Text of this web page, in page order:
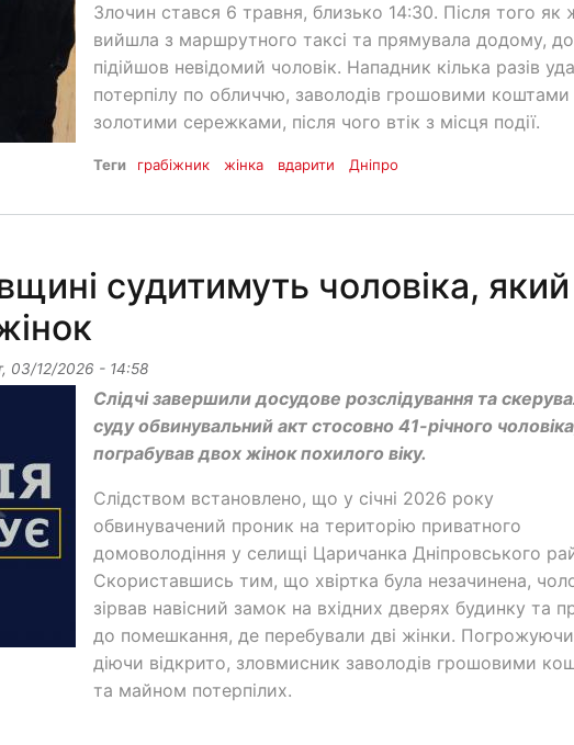
Злочин стався 6 травня, близько 14:30. Після того як
вийшла з маршрутного таксі та прямувала додому, до
підійшов невідомий чоловік. Нападник кілька разів
потерпілу по обличчю, заволодів грошовими коштами
золотими сережками, після чого втік з місця події.
Теги грабіжник жінка вдарити Дніпро
судитимуть чоловіка, який
03/12/2026 - 14:58
Слідчі завершили досудове розслідування та
суду обвинувальний акт стосовно 41-річного
пограбував двох жінок похилого віку.
Слідством встановлено, що у січні 2026 року
обвинувачений проник на територію приватного
домоволодіння у селищі Царичанка Дніпровського
Скориставшись тим, що хвіртка була незачинена,
зірвав навісний замок на вхідних дверях будинку та
до помешкання, де перебували дві жінки.
діючи відкрито, зловмисник заволодів грошовими
та майном потерпілих.